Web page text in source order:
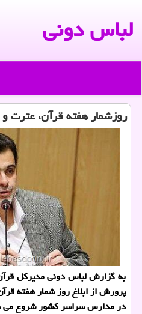
لباس دونی
روزشمار هفته قرآن، عترت و
به گزارش لباس دونی مدیركل
در مدارس سراسر كشور شروع می